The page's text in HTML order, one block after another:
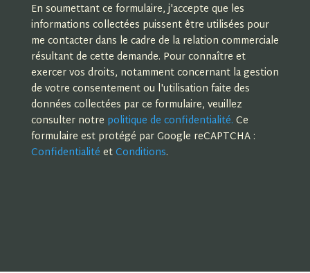
En soumettant ce formulaire, j'accepte que les
informations collectées puissent être utilisées pour
me contacter dans le cadre de la relation commerciale
résultant de cette demande. Pour connaître et
exercer vos droits, notamment concernant la gestion
de votre consentement ou l'utilisation faite des
données collectées par ce formulaire, veuillez
consulter notre politique de confidentialité. Ce
formulaire est protégé par Google reCAPTCHA :
Confidentialité etConditions.